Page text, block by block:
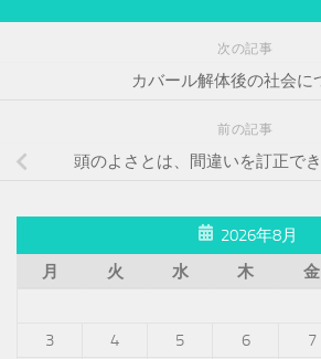
次の記事
カバール解体後の社会に
前の記事
頭のよさとは、間違いを訂正で
2026年8月
月
火 水 木 金
3
4 5 6 7